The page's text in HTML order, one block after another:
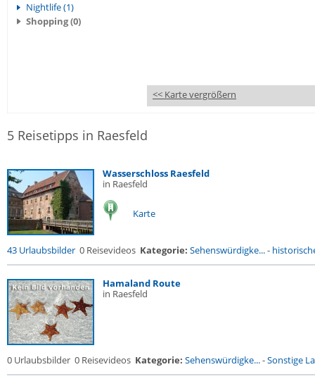
Nightlife (1)
Shopping (0)
<< Karte vergrößern
5 Reisetipps in Raesfeld
Wasserschloss Raesfeld
in Raesfeld
Karte
43 Urlaubsbilder 0 Reisevideos Kategorie: Sehenswürdigke...-
Hamaland Route
in Raesfeld
0 Urlaubsbilder 0 Reisevideos Kategorie: Sehenswürdigke...-Sonstige